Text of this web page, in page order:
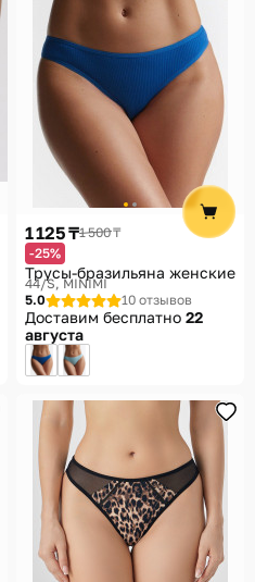
1 125 ₸1 500 ₸
-25%
Трусы-бразильяна женские
44/S MINIMI
5.0
10 отзывов
Доставим бесплатно 22
августа